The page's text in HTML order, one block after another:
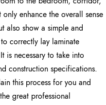
enhance the overall sense
also show a simple and
correctly lay laminate
is necessary to take into
construction specifications.
this process for you and
great professional